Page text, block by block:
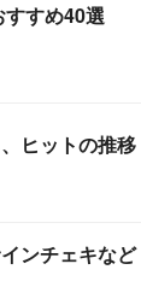
すめ40選
ヒットの推移
ンチェキなど